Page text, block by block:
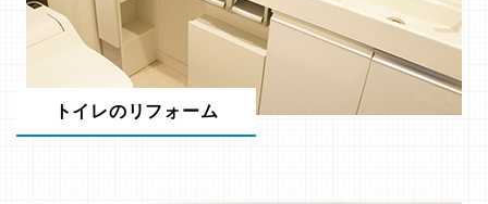
トイレのリフォーム